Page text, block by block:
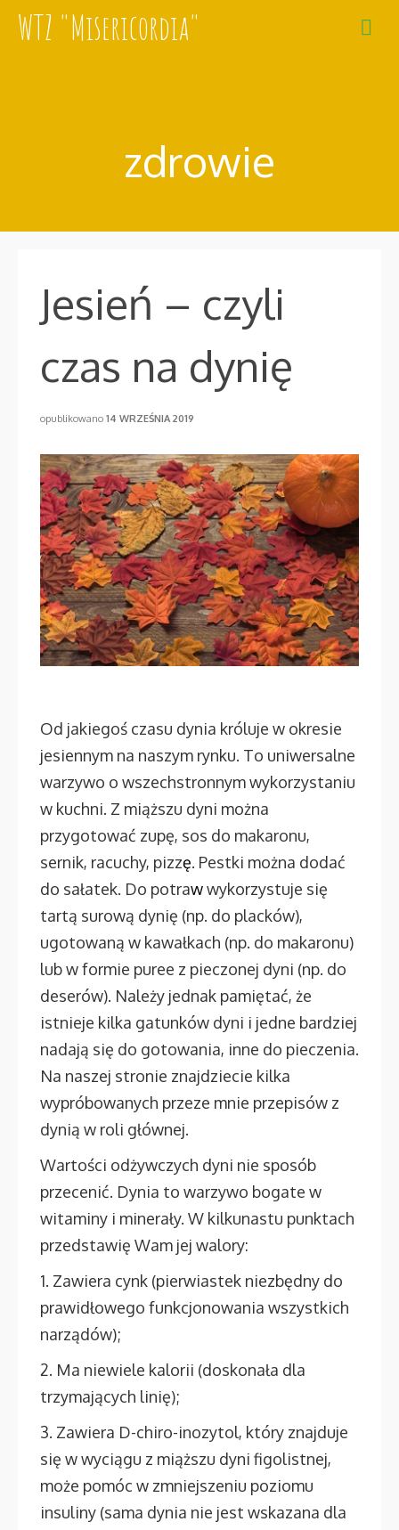
WTZ "Misericordia"
zdrowie
Jesień – czyli
czas na dynię
opublikowano 14 WRZEŚNIA 2019
Od jakiegoś czasu dynia króluje w okresie
jesiennym na naszym rynku. To uniwersalne
warzywo o wszechstronnym wykorzystaniu
w kuchni. Z miąższu dyni można
przygotować zupę, sos do makaronu,
sernik, racuchy, pizzę. Pestki można dodać
do sałatek. Do potrawwykorzystuje się
tartą surową dynię (np. do placków),
ugotowaną w kawałkach (np. do makaronu)
lub w formie puree z pieczonej dyni (np. do
deserów). Należy jednak pamiętać, że
istnieje kilka gatunków dyni i jedne bardziej
nadają się do gotowania, inne do pieczenia.
Na naszej stronie znajdziecie kilka
wypróbowanych przeze mnie przepisów z
dynią w roli głównej.
Wartości odżywczych dyni nie sposób
przecenić. Dynia to warzywo bogate w
witaminy i minerały. W kilkunastu punktach
przedstawię Wam jej walory:
1. Zawiera cynk (pierwiastek niezbędny do
prawidłowego funkcjonowania wszystkich
narządów);
2. Ma niewiele kalorii (doskonała dla
trzymających linię);
3. Zawiera D-chiro-inozytol, który znajduje
się w wyciągu z miąższu dyni figolistnej,
może pomóc w zmniejszeniu poziomu
insuliny (sama dynia nie jest wskazana dla